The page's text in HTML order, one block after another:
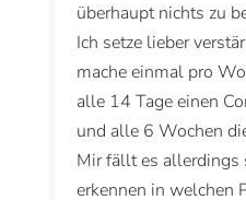
überhaupt nichts zu
Ich setze lieber
mache einmal pro
alle 14 Tage einen
und alle 6 Wochen
Mir fällt es allerdings
erkennen in welchen